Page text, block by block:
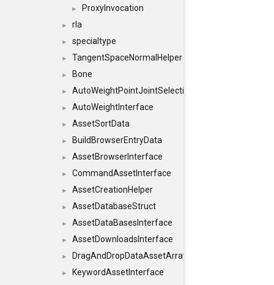
► ProxyInvocation
► rla
► specialtype
► TangentSpaceNormalHelper
► Bone
► AutoWeightPointJointSelections
► AutoWeightInterface
► AssetSortData
► BuildBrowserEntryData
► AssetBrowserInterface
► CommandAssetInterface
► AssetCreationHelper
► AssetDatabaseStruct
► AssetDataBasesInterface
► AssetDownloadsInterface
► DragAndDropDataAssetArray
►
KeywordAssetInterface